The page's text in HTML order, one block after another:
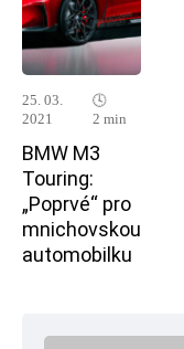
25. 03.
2021
🕓
2 min
BMW M3
Touring:
„Poprvé“ pro
mnichovskou
automobilku